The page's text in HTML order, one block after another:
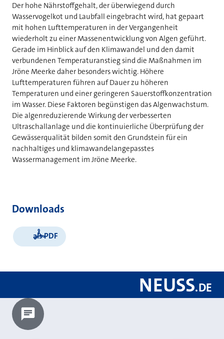
Der hohe Nährstoffgehalt, der überwiegend durch
Wasservogelkot und Laubfall eingebracht wird, hat gepaart
mit hohen Lufttemperaturen in der Vergangenheit
wiederholt zu einer Massenentwicklung von Algen geführt.
Gerade im Hinblick auf den Klimawandel und den damit
verbundenen Temperaturanstieg sind die Maßnahmen im
Jröne Meerke daher besonders wichtig. Höhere
Lufttemperaturen führen auf Dauer zu höheren
Temperaturen und einer geringeren Sauerstoffkonzentration
im Wasser. Diese Faktoren begünstigen das Algenwachstum.
Die algenreduzierende Wirkung der verbesserten
Ultraschallanlage und die kontinuierliche Überprüfung der
Gewässerqualität bilden somit den Grundstein für ein
nachhaltiges und klimawandelangepasstes
Wassermanagement im Jröne Meerke.
Downloads
als PDF
NEUSS.DE
Chatbot laden?